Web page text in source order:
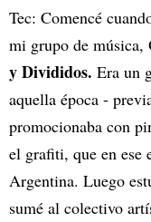
Tec: Comencé
mi grupo de música,
y Divididos. Era un
aquella época -
promocionaba con
el grafiti, que en ese
Argentina. Luego
sumé al colectivo